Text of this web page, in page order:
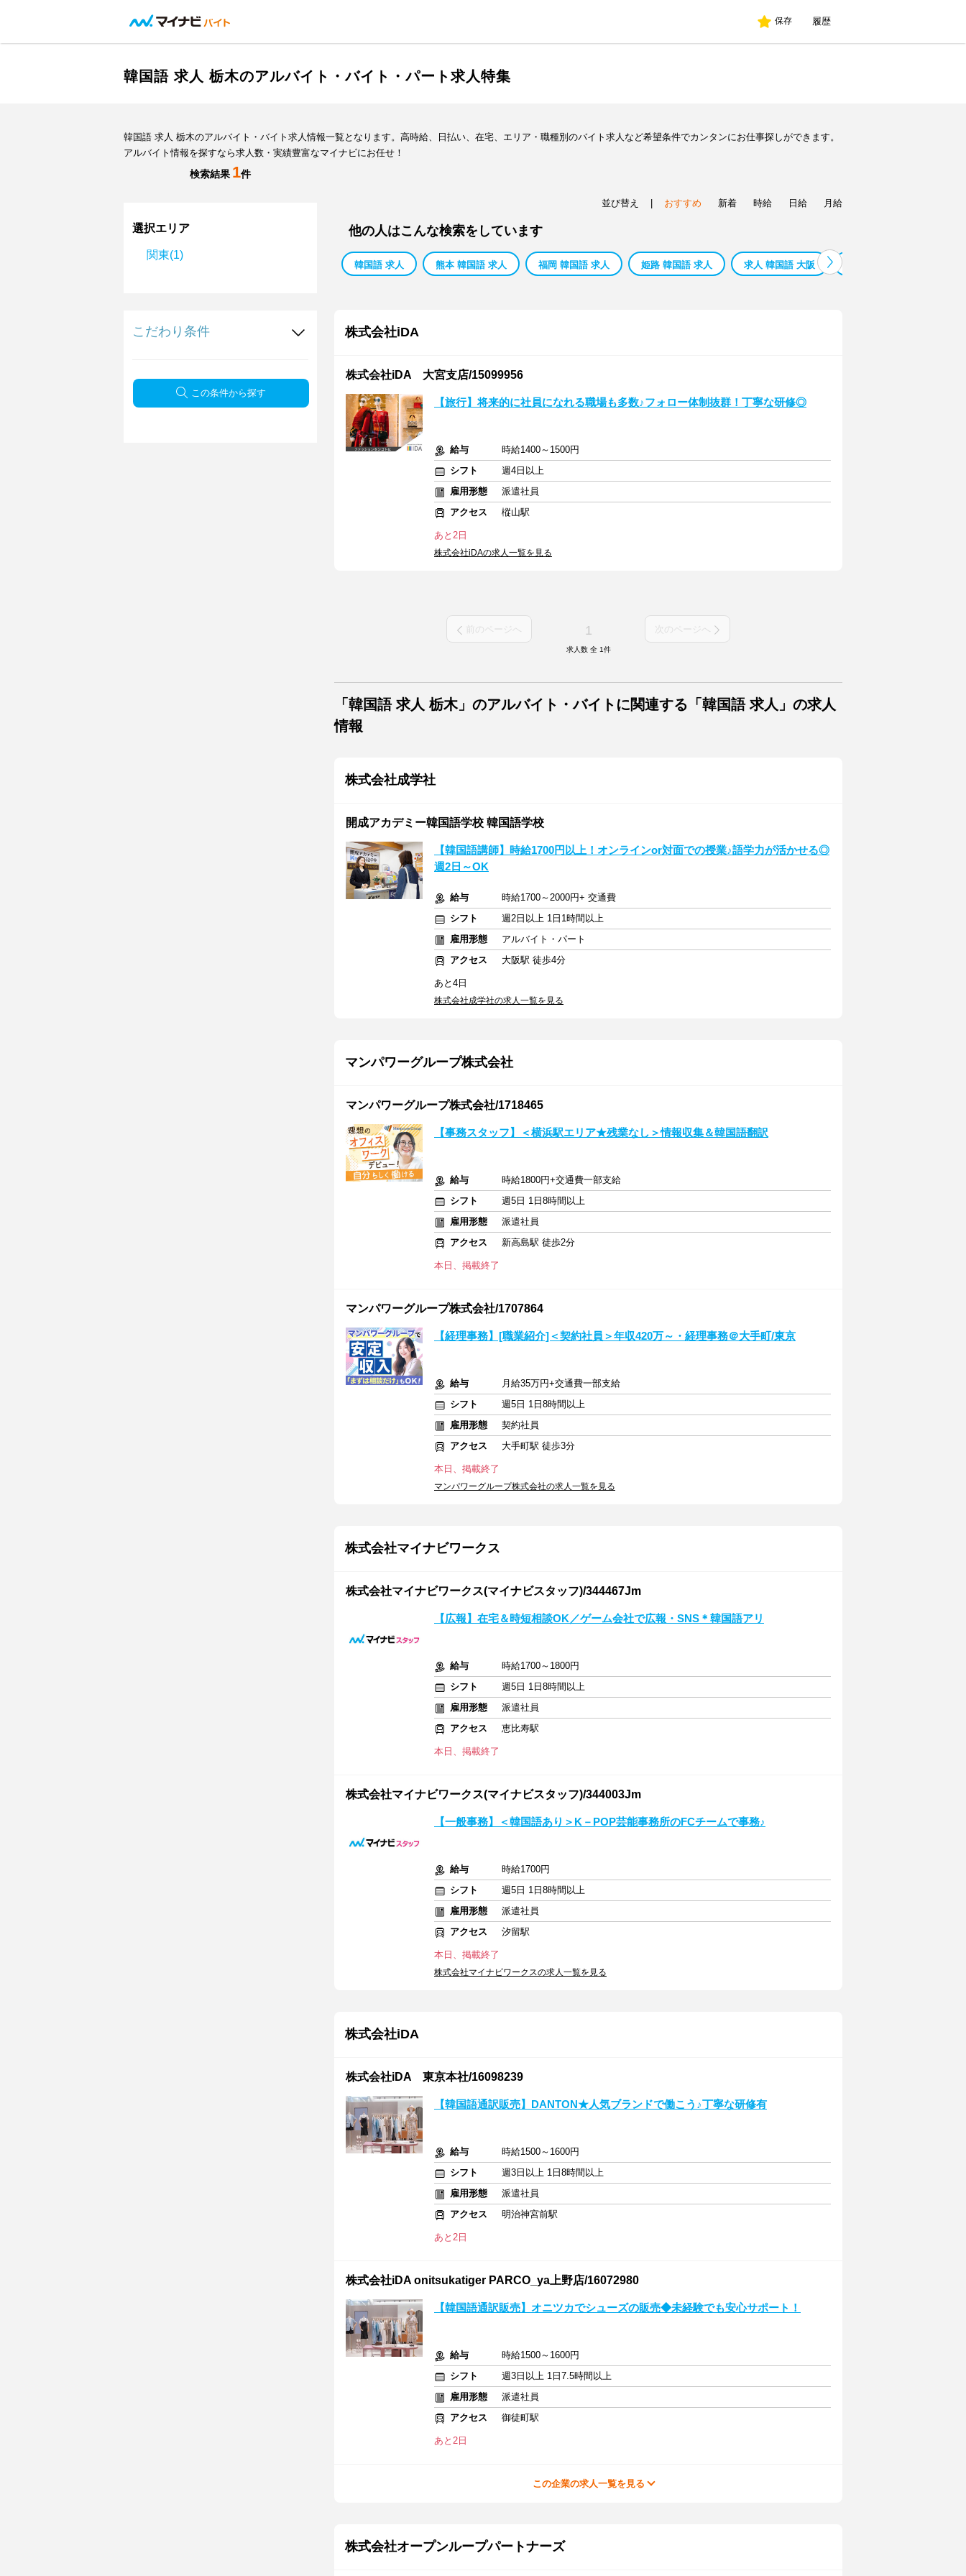
保存 履歴
韓国語 求人 栃木のアルバイト・バイト・パート求人特集
韓国語 求人 栃木のアルバイト・バイト求人情報一覧となります。高時給、日払い、在宅、エリア・職種別のバイト求人など希望条件でカンタンにお仕事探しができます。
アルバイト情報を探すなら求人数・実績豊富なマイナビにお任せ！
検索結果 1件
選択エリア
関東(1)
こだわり条件
この条件から探す
並び替え おすすめ 新着 時給 日給 月給
他の人はこんな検索をしています
韓国語 求人 熊本 韓国語 求人 福岡 韓国語 求人 姫路 韓国語 求人 求人 韓国語 大阪
株式会社iDA
株式会社iDA 大宮支店/15099956
【旅行】将来的に社員になれる職場も多数♪フォロー体制抜群！丁寧な研修◎
給与
時給1400～1500円
シフト
週4日以上
雇用形態
派遣社員
アクセス
樅山駅
あと2日
株式会社iDAの求人一覧を見る
前のページへ 1 次のページへ
求人数 全 1件
「韓国語 求人 栃木」のアルバイト・バイトに関連する「韓国語 求人」の求人
情報
株式会社成学社
開成アカデミー韓国語学校 韓国語学校
【韓国語講師】時給1700円以上！オンラインor対面での授業♪語学力が活かせる◎
週2日～OK
給与
時給1700～2000円+ 交通費
シフト
週2日以上 1日1時間以上
雇用形態
アルバイト・パート
アクセス
大阪駅 徒歩4分
あと4日
株式会社成学社の求人一覧を見る
マンパワーグループ株式会社
マンパワーグループ株式会社/1718465
【事務スタッフ】＜横浜駅エリア★残業なし＞情報収集＆韓国語翻訳
給与
時給1800円+交通費一部支給
シフト
週5日 1日8時間以上
雇用形態
派遣社員
アクセス
新高島駅 徒歩2分
本日、掲載終了
マンパワーグループ株式会社/1707864
【経理事務】[職業紹介]＜契約社員＞年収420万～・経理事務＠大手町/東京
給与
月給35万円+交通費一部支給
シフト
週5日 1日8時間以上
雇用形態
契約社員
アクセス
大手町駅 徒歩3分
本日、掲載終了
マンパワーグループ株式会社の求人一覧を見る
株式会社マイナビワークス
株式会社マイナビワークス(マイナビスタッフ)/344467Jm
【広報】在宅＆時短相談OK／ゲーム会社で広報・SNS＊韓国語アリ
給与
時給1700～1800円
シフト
週5日 1日8時間以上
雇用形態
派遣社員
アクセス
恵比寿駅
本日、掲載終了
株式会社マイナビワークス(マイナビスタッフ)/344003Jm
【一般事務】＜韓国語あり＞K－POP芸能事務所のFCチームで事務♪
給与
時給1700円
シフト
週5日 1日8時間以上
雇用形態
派遣社員
アクセス
汐留駅
本日、掲載終了
株式会社マイナビワークスの求人一覧を見る
株式会社iDA
株式会社iDA 東京本社/16098239
【韓国語通訳販売】DANTON★人気ブランドで働こう♪丁寧な研修有
給与
時給1500～1600円
シフト
週3日以上 1日8時間以上
雇用形態
派遣社員
アクセス
明治神宮前駅
あと2日
株式会社iDA onitsukatiger PARCO_ya上野店/16072980
【韓国語通訳販売】オニツカでシューズの販売◆未経験でも安心サポート！
給与
時給1500～1600円
シフト
週3日以上 1日7.5時間以上
雇用形態
派遣社員
アクセス
御徒町駅
あと2日
この企業の求人一覧を見る
株式会社オープンループパートナーズ